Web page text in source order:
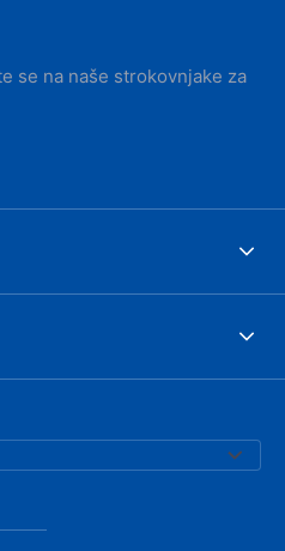
se na naše strokovnjake za